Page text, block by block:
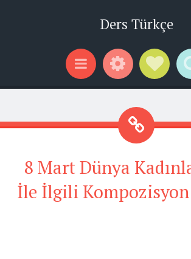
Ders Türkçe
Menu WidgetsSocial
8 Mart Dünya
İle İlgili Kompozisyon